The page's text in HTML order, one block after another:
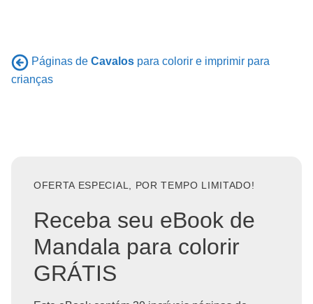
Páginas de Cavalos para colorir e imprimir para
crianças
OFERTA ESPECIAL, POR TEMPO LIMITADO!
Receba seu eBook de
Mandala para colorir
GRÁTIS